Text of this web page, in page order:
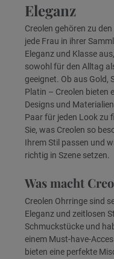
Eleganz
Creolen gehören zu
jede Frau in ihrer
Eleganz und Klasse
sowohl für den Alltag
geeignet. Ob aus Gold,
Platin – Creolen bieten
Designs und
Paar für jeden Look zu
Sie, was Creolen so
Ihrem Stil passen und
richtig in Szene setzen.
Was macht
Creolen Ohrringe sind
Eleganz und zeitlosen
Schmuckstücke und
einem Must-have-
bieten eine perfekte